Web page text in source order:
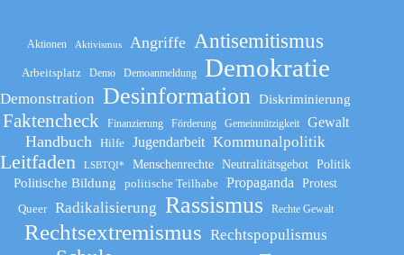
Aktionen Aktivismus Angriffe Antisemitismus
Arbeitsplatz Demo Demoanmeldung Demokratie
Demonstration Desinformation Diskriminierung
Faktencheck Finanzierung Förderung Gemeinnützigkeit Gewalt
Handbuch Hilfe Jugendarbeit Kommunalpolitik
Leitfaden LSBTQI* Menschenrechte Neutralitätsgebot Politik
Politische Bildung politische Teilhabe Propaganda
Protest
Queer
Radikalisierung Rassismus Rechte Gewalt
Rechtsextremismus Rechtspopulismus